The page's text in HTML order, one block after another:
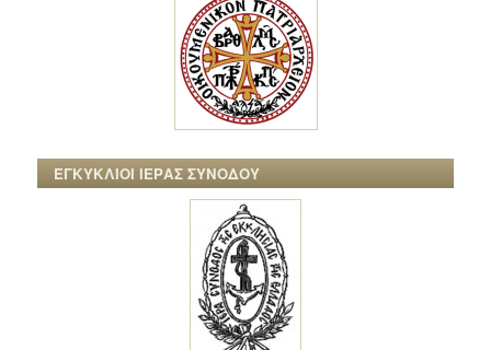
ΕΓΚΥΚΛΙΟΙ ΙΕΡΑΣ ΣΥΝΟΔΟΥ